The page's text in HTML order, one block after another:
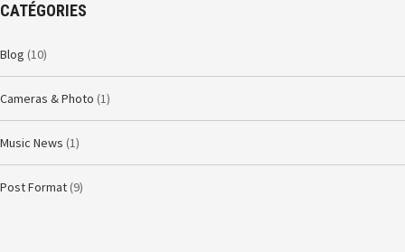
CATÉGORIES
Blog (10)
Cameras & Photo (1)
Music News (1)
Post Format (9)